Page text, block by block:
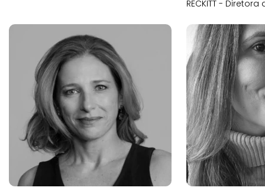
RECKITT -